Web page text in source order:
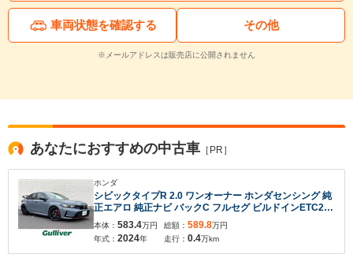
車両状態を確認する その他
※メールアドレスは販売店に公開されません
あなたにおすすめの中古車 ［PR］
ホンダ
シビックタイプR 2.0 ワンオーナー ホンダセンシング 純
正エアロ 純正ナビ バックC フルセグ ビルドインETC2.0
タイプRスポーツシート 純正19インチブラックAW BSM
純正マット センター3本出しマフラー OPカラー:ソニッ
クグレー・パール
本体： 583.4万円
年式： 2024年
総額： 589.8万円
走行： 0.4万km